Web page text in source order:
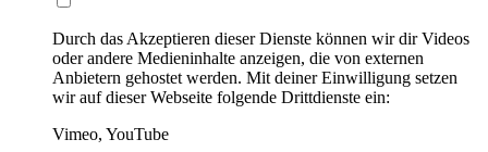
Durch das Akzeptieren dieser Dienste können wir dir Videos
oder andere Medieninhalte anzeigen, die von externen
Anbietern gehostet werden. Mit deiner Einwilligung setzen
wir auf dieser Webseite folgende Drittdienste ein:
Vimeo, YouTube